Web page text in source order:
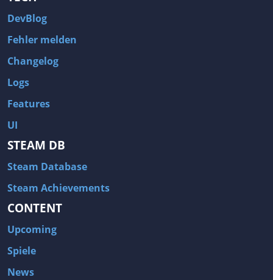
DevBlog
Fehler melden
Changelog
Logs
Features
UI
STEAM DB
Steam Database
Steam Achievements
CONTENT
Upcoming
Spiele
News